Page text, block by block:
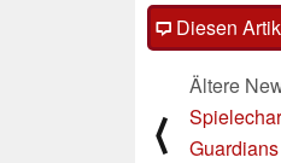
Diesen
⟨
Ältere